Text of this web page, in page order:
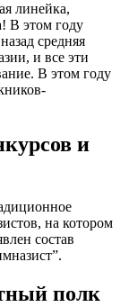
линейка,
В этом году
средняя
и все эти
В этом году
и
на котором
состав
полк